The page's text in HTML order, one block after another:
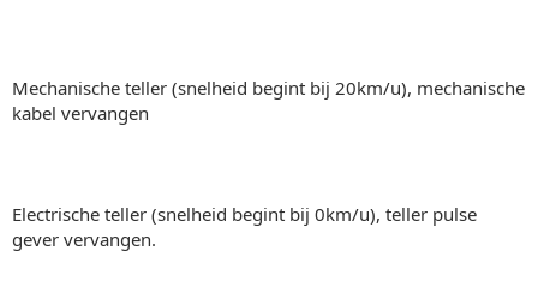
Mechanische teller (snelheid begint bij 20km/u), mechanische
kabel vervangen
Electrische teller (snelheid begint bij 0km/u), teller pulse
gever vervangen.